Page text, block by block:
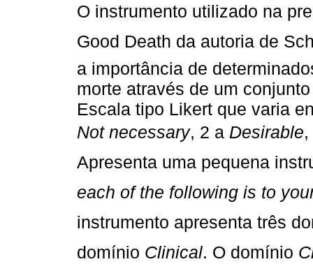
O instrumento utilizado na
Good Death da autoria de
a importância de
morte através de um
Escala tipo Likert que varia
Not necessary, 2 a  Desirable
Apresenta uma pequena
each of the following is to
instrumento apresenta três
domínio  Clinical. O domínio 